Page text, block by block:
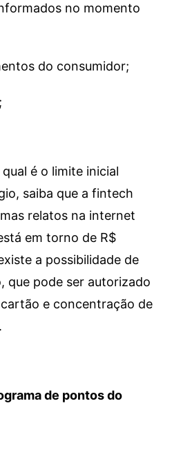
no momento
do consumidor;
é o limite inicial
saiba que a fintech
relatos na internet
em torno de R$
a possibilidade de
que pode ser autorizado
e concentração de
de pontos do